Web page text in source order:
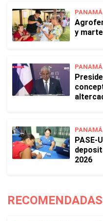
PANAMÁ
y
PANAMÁ
PANAMÁ
PASE-
2026
RECOMENDADAS